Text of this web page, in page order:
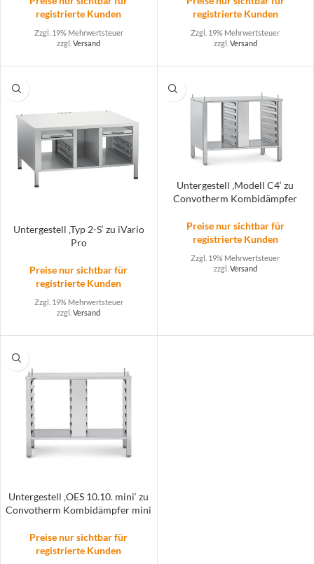
registrierte Kunden
Zzgl. 19% Mehrwertsteuer
zzgl.Versand
registrierte Kunden
Zzgl. 19% Mehrwertsteuer
zzgl. Versand
Untergestell ‚Typ 2-S‘ zu iVario
Pro
Preise nur sichtbar für
registrierte Kunden
Zzgl. 19% Mehrwertsteuer
zzgl.Versand
Untergestell ‚Modell C4‘ zu
Convotherm Kombidämpfer
Preise nur sichtbar für
registrierte Kunden
Zzgl. 19% Mehrwertsteuer
zzgl. Versand
Untergestell ‚OES 10.10. mini‘ zu
Convotherm Kombidämpfer mini
Preise nur sichtbar für
registrierte Kunden